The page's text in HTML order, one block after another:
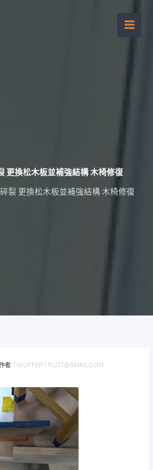
更換松木板並補強結構 木椅修復
裂 更換松木板並補強結構 木椅修復
者: TWOFFERTRUST@GMAIL.COM